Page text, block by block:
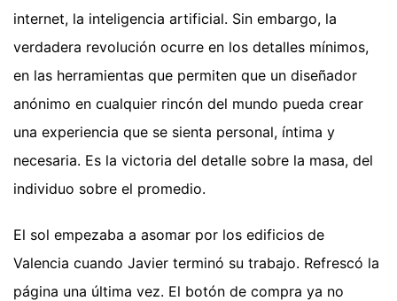
internet, la inteligencia artificial. Sin embargo, la
verdadera revolución ocurre en los detalles mínimos,
en las herramientas que permiten que un diseñador
anónimo en cualquier rincón del mundo pueda crear
una experiencia que se sienta personal, íntima y
necesaria. Es la victoria del detalle sobre la masa, del
individuo sobre el promedio.
El sol empezaba a asomar por los edificios de
Valencia cuando Javier terminó su trabajo. Refrescó la
página una última vez. El botón de compra ya no